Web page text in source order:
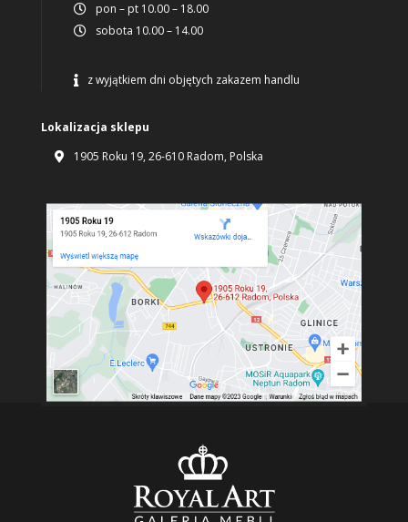
 pon – pt 10.00 – 18.00
 sobota 10.00 – 14.00
 z wyjątkiem dni objętych zakazem handlu
Lokalizacja sklepu
 1905 Roku 19, 26-610 Radom, Polska